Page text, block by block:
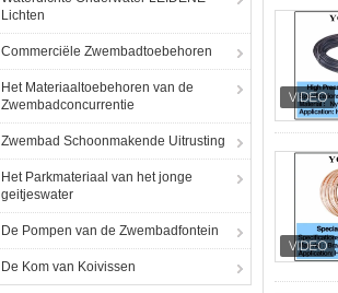
Lichten
Commerciële Zwembadtoebehoren
Het Materiaaltoebehoren van de
Zwembadconcurrentie
Zwembad Schoonmakende Uitrusting
Het Parkmateriaal van het jonge
geitjeswater
De Pompen van de Zwembadfontein
De Kom van Koivissen